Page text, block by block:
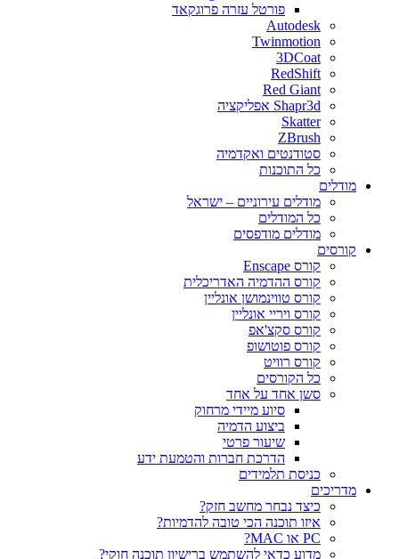
פורטל עזרה פרוגקאד
Autodesk
Twinmotion
3DCoat
RedShift
Red Giant
Shapr3d אפליקציה
Skatter
ZBrush
סטודנטים ואקדמיה
כל התוכנות
מודלים
מודלים עירוניים – ישראל
כל המודלים
מודלים מודפסים
קורסים
קורס Enscape
קורס ההדמיה האדריכלית
קורס טווינמושן אונליין
קורס ויריי אונליין
קורס סקצ'אפ
קורס פוטושופ
קורס רוויט
כל הקורסים
סשן אחד על אחד
סיוע מיידי מרחוק
ביצוע הדמיה
שיעור פרטי
הדרכת חברות והטמעת ידע
כניסת תלמידים
מדריכים
כיצד נבחר מחשב חזק?
איזו תוכנה הכי טובה להדמיות?‎‎
PC או MAC?
מדוע כדאי להשתמש ברישיון תוכנה חוקי?